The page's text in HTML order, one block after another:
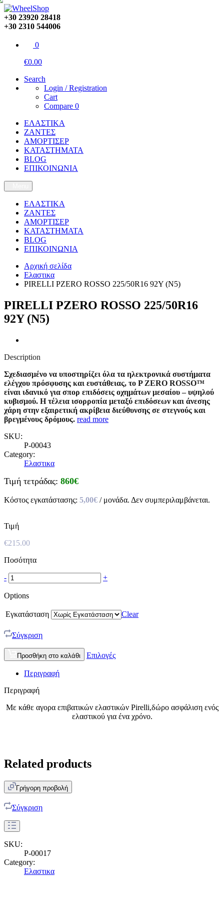
+30 23920 28418
+30 2310 544006
0
€0.00
Search
Login / Registration
Cart
Compare 0
ΕΛΑΣΤΙΚΑ
ΖΑΝΤΕΣ
ΑΜΟΡΤΙΣΕΡ
ΚΑΤΑΣΤΗΜΑΤΑ
BLOG
ΕΠΙΚΟΙΝΩΝΙΑ
ΕΛΑΣΤΙΚΑ
ΖΑΝΤΕΣ
ΑΜΟΡΤΙΣΕΡ
ΚΑΤΑΣΤΗΜΑΤΑ
BLOG
ΕΠΙΚΟΙΝΩΝΙΑ
Αρχική σελίδα
Ελαστικα
PIRELLI PZERO ROSSO 225/50R16 92Y (N5)
PIRELLI PZERO ROSSO 225/50R16
92Y (N5)
Description
Σχεδιασμένο να υποστηρίζει όλα τα ηλεκτρονικά συστήματα
ελέγχου πρόσφυσης και ευστάθειας, το P ZERO ROSSO™
είναι ιδανικό για σπορ επιδόσεις οχημάτων μεσαίου – υψηλού
κυβισμού. Η τέλεια ισορροπία μεταξύ επιδόσεων και άνεσης
χάρη στην εξαιρετική ακρίβεια διεύθυνσης σε στεγνούς και
βρεγμένους δρόμους. read more
SKU:
P-00043
Category:
Ελαστικα
Τιμή τετράδας: 860€
Κόστος εγκατάστασης: 5,00€ / μονάδα. Δεν συμπεριλαμβάνεται.
Τιμή
€215.00
Ποσότητα
- +
Options
Εγκατάσταση Clear
Σύγκριση
Προσθήκη στο καλάθι Επιλογές
Περιγραφή
Περιγραφή
Με κάθε αγορα επιβατικών ελαστικών Pirelli,δώρο ασφάλιση ενός
ελαστικού για ένα χρόνο.
Related products
Γρήγορη προβολή
Σύγκριση
SKU:
P-00017
Category:
Ελαστικα